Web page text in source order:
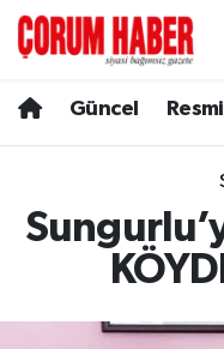
Güncel
Spor
Resmi İlanlar
Alaca
Bayat
Hava Durumu
Çorum Namaz
Trafik Durumu
Süper Lig Puan